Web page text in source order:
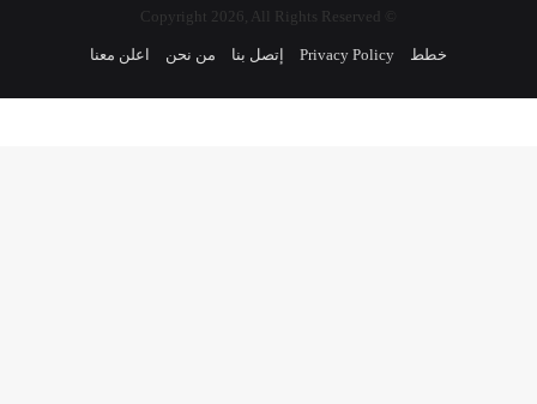
خطط Privacy Policy إتصل بنا من نحن اعلن معنا